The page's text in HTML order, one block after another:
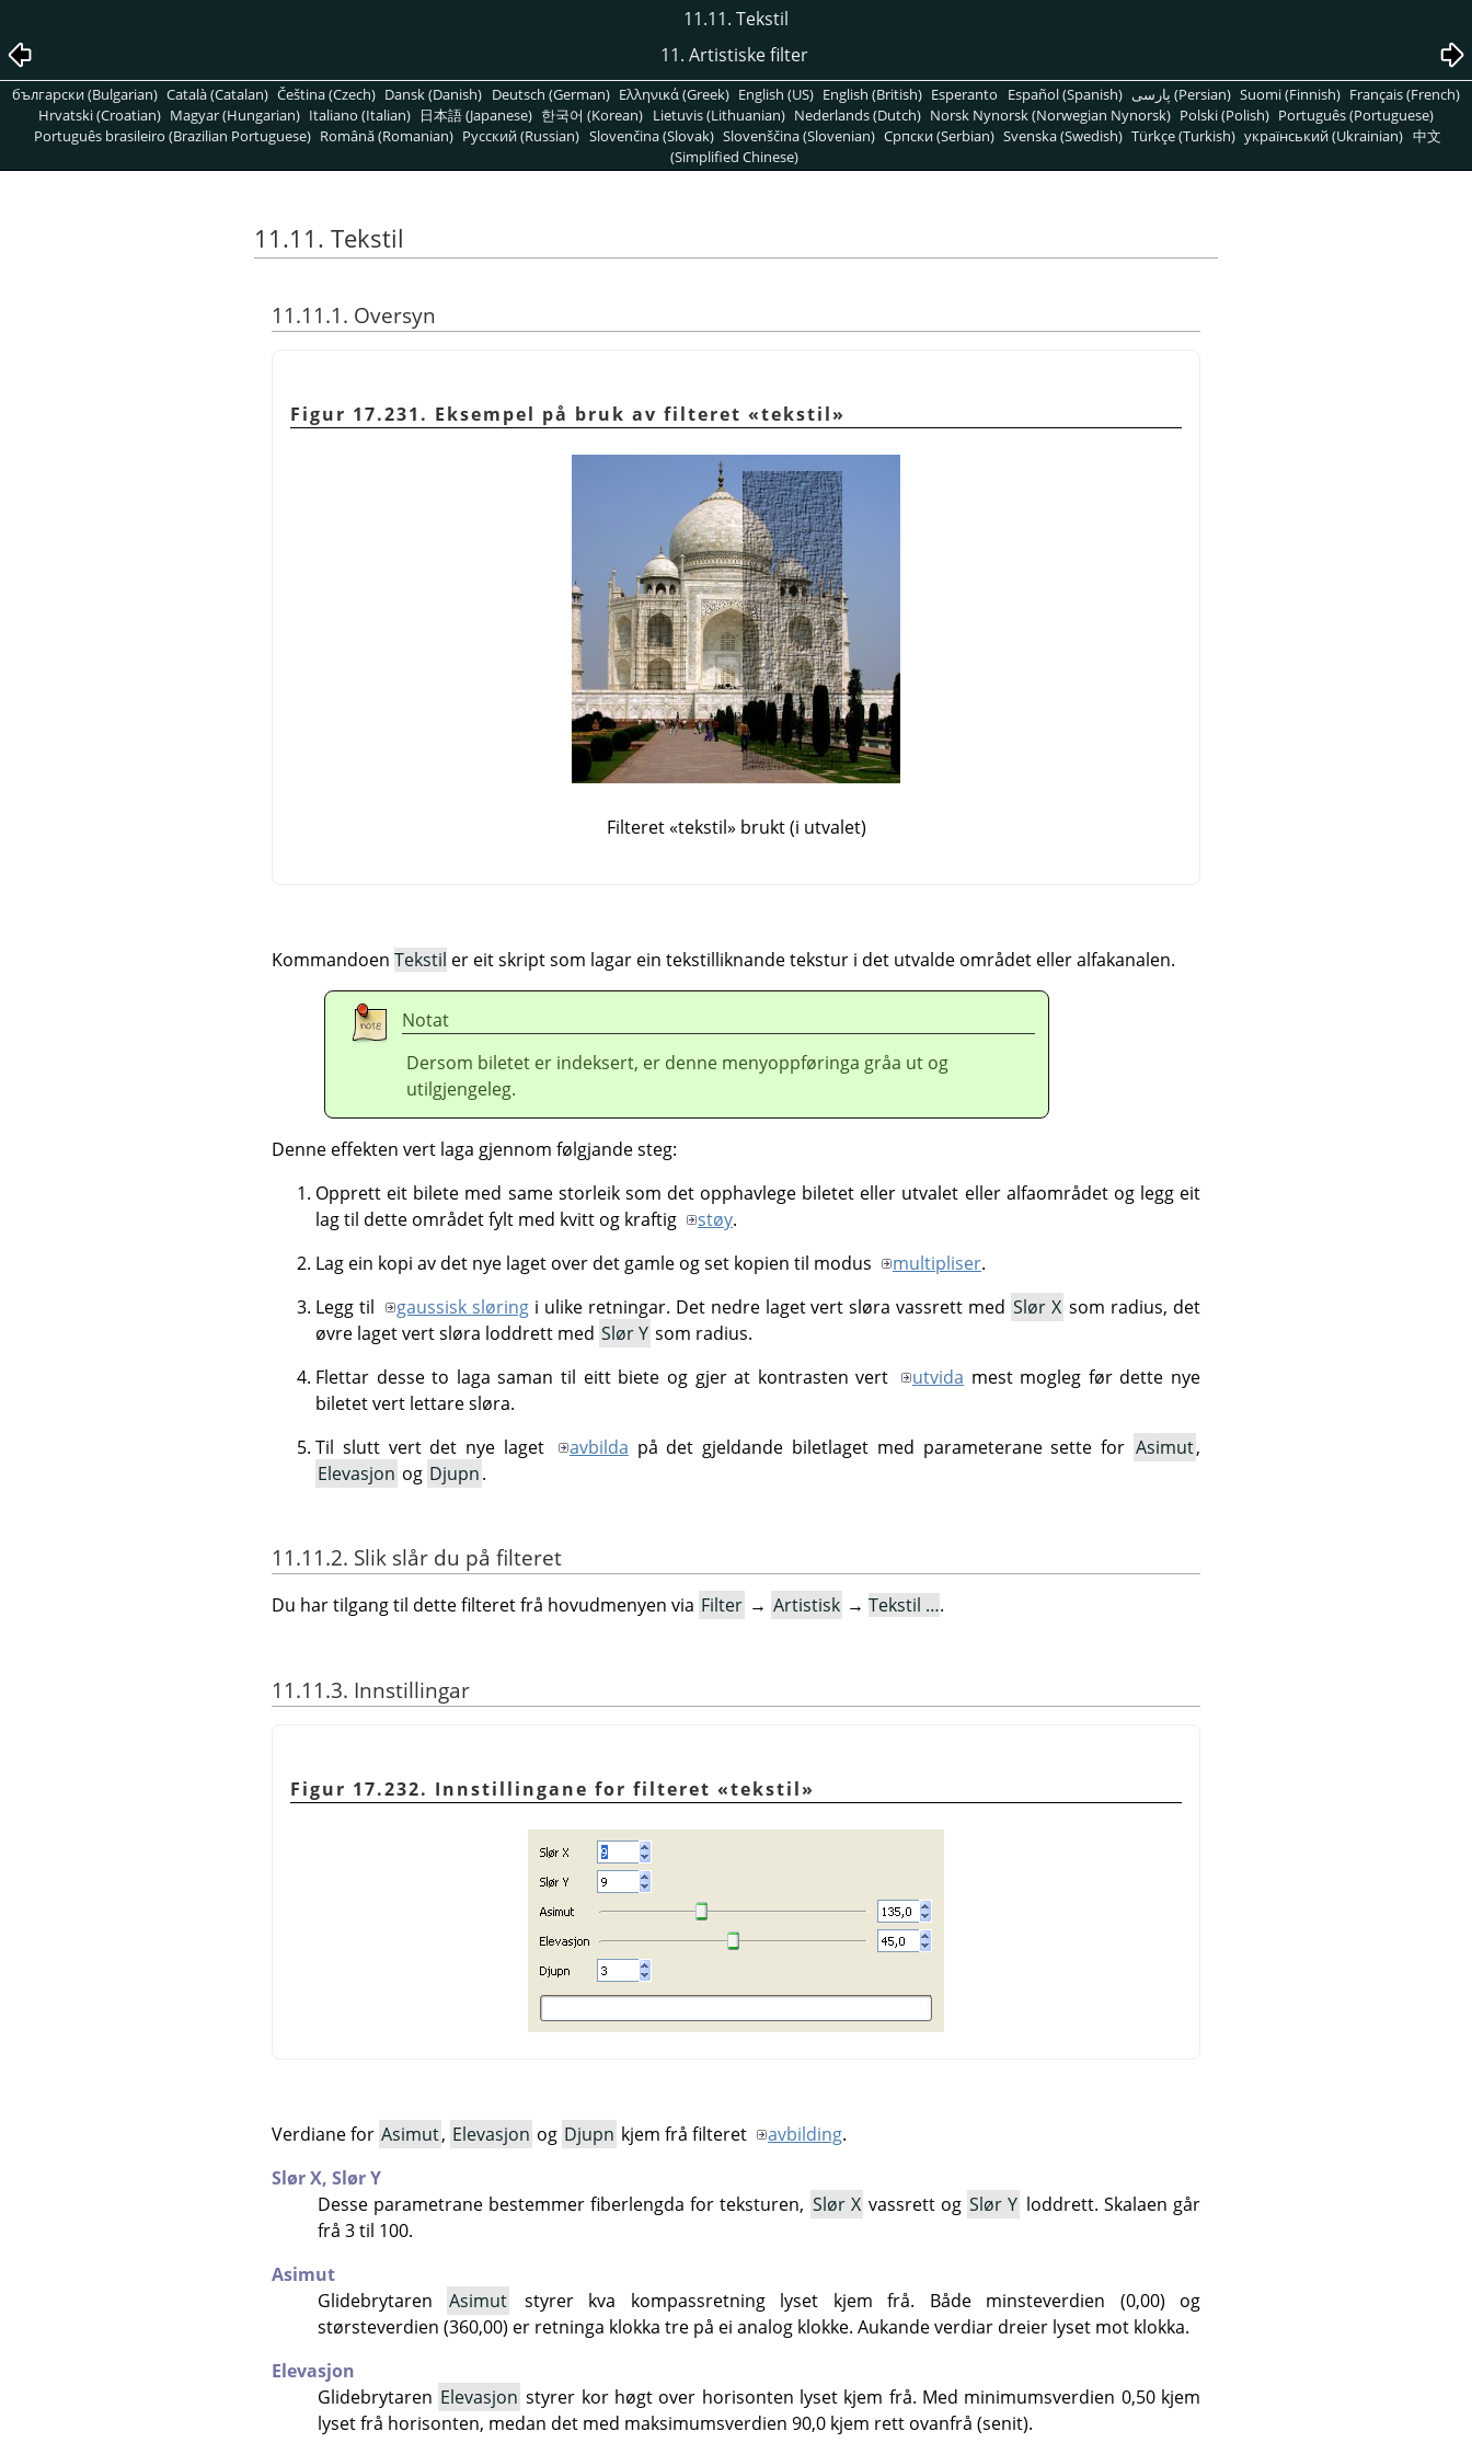
11.11. Tekstil
11. Artistiske filter
български (Bulgarian) Català (Catalan) Čeština (Czech) Dansk (Danish) Deutsch (German) Ελληνικά (Greek) English (US) English (British) Esperanto Español (Spanish) پارسی (Persian) Suomi (Finnish) Français (French)
Hrvatski (Croatian) Magyar (Hungarian) Italiano (Italian) 日本語 (Japanese) 한국어 (Korean) Lietuvis (Lithuanian) Nederlands (Dutch) Norsk Nynorsk (Norwegian Nynorsk) Polski (Polish) Português (Portuguese)
Português brasileiro (Brazilian Portuguese) Română (Romanian) Pусский (Russian) Slovenčina (Slovak) Slovenščina (Slovenian) Српски (Serbian) Svenska (Swedish) Türkçe (Turkish) український (Ukrainian) 中文
(Simplified Chinese)
11.11. Tekstil
11.11.1. Oversyn
Figur 17.231. Eksempel på bruk av filteret «tekstil»
Filteret «tekstil» brukt (i utvalet)
Kommandoen Tekstil er eit skript som lagar ein tekstilliknande tekstur i det utvalde området eller alfakanalen.
Notat
Dersom biletet er indeksert, er denne menyoppføringa gråa ut og
utilgjengeleg.
Denne effekten vert laga gjennom følgjande steg:
Opprett eit bilete med same storleik som det opphavlege biletet eller utvalet eller alfaområdet og legg eit
lag til dette området fylt med kvitt og kraftig
støy.
Lag ein kopi av det nye laget over det gamle og set kopien til modus
multipliser.
Legg til
gaussisk sløringi ulike retningar. Det nedre laget vert sløra vassrett med Slør X som radius, det
øvre laget vert sløra loddrett med Slør Y som radius.
Flettar desse to laga saman til eitt biete og gjer at kontrasten vert
utvida mest mogleg før dette nye
biletet vert lettare sløra.
Til slutt vert det nye laget
avbilda på det gjeldande biletlaget med parameterane sette for Asimut,
Elevasjon og Djupn.
11.11.2. Slik slår du på filteret
Du har tilgang til dette filteret frå hovudmenyen via Filter → Artistisk → Tekstil ….
11.11.3. Innstillingar
Figur 17.232. Innstillingane for filteret «tekstil»
Verdiane for Asimut, Elevasjon og Djupn kjem frå filteret avbilding.
Slør X, Slør Y
Desse parametrane bestemmer fiberlengda for teksturen, Slør X vassrett og Slør Y loddrett. Skalaen går
frå 3 til 100.
Asimut
Glidebrytaren Asimut styrer kva kompassretning lyset kjem frå. Både minsteverdien (0,00) og
størsteverdien (360,00) er retninga klokka tre på ei analog klokke. Aukande verdiar dreier lyset mot klokka.
Elevasjon
Glidebrytaren Elevasjon styrer kor høgt over horisonten lyset kjem frå. Med minimumsverdien 0,50 kjem
lyset frå horisonten, medan det med maksimumsverdien 90,0 kjem rett ovanfrå (senit).